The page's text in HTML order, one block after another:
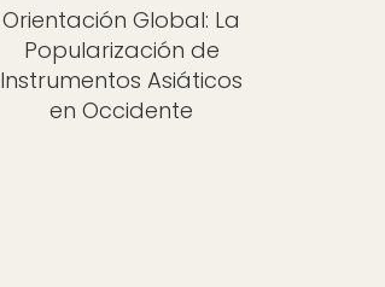
Orientación Global: La
Popularización de
Instrumentos Asiáticos
en Occidente